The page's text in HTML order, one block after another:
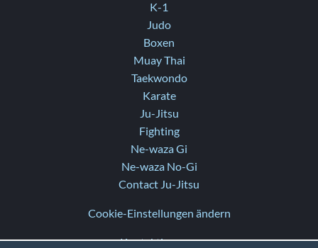
K-1
Judo
Boxen
Muay Thai
Taekwondo
Karate
Ju-Jitsu
Fighting
Ne-waza Gi
Ne-waza No-Gi
Contact Ju-Jitsu
Cookie-Einstellungen ändern
Kontaktiere uns